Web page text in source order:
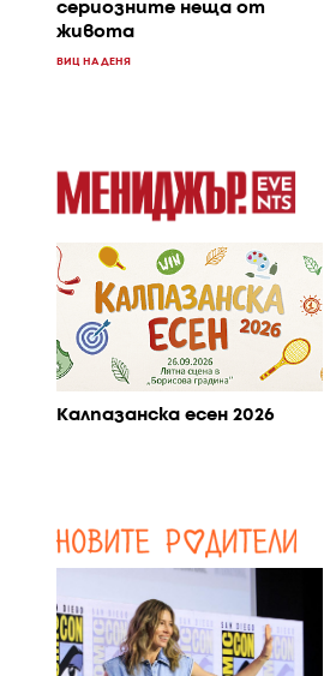
сериозните неща от
живота
ВИЦ НА ДЕНЯ
Калпазанска есен 2026